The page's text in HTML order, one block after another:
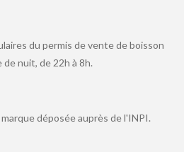
du permis de vente de boisson
de nuit, de 22h à 8h.
déposée auprès de l'INPI.